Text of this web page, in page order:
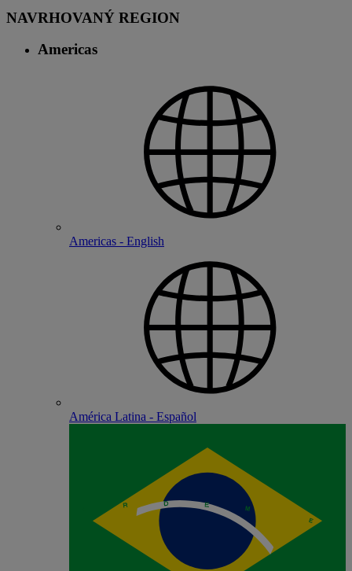
NAVRHOVANÝ REGION
Americas
Americas - English
América Latina - Español